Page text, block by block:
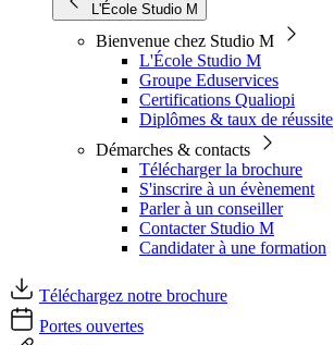
L'École Studio M
Bienvenue chez Studio M
L'École Studio M
Groupe Eduservices
Certifications Qualiopi
Diplômes & taux de réussite
Démarches & contacts
Télécharger la brochure
S'inscrire à un évènement
Parler à un conseiller
Contacter Studio M
Candidater à une formation
Téléchargez notre brochure
Portes ouvertes